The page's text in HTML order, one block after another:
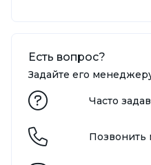
Есть вопрос?
Задайте его
Часто